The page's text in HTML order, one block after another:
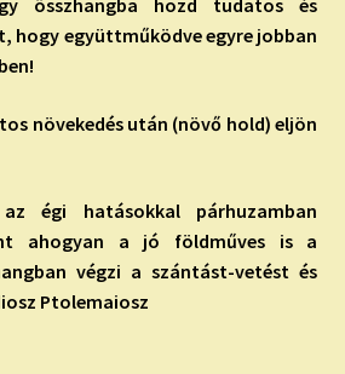
hogy együttműködve egyre jobban
növekedés után (növő hold) eljön
égi hatásokkal párhuzamban
ahogyan a jó földműves is a
végzi a szántást-vetést és
Ptolemaiosz